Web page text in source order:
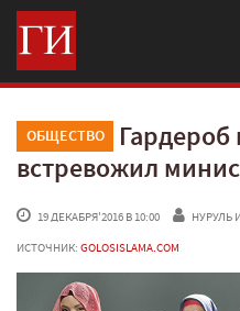
ОБЩЕСТВО
встревожил
19 ДЕКАБРЯ'2016 В 10:00 НУРУЛЬ
ИСТОЧНИК: GOLOSISLAMA.COM